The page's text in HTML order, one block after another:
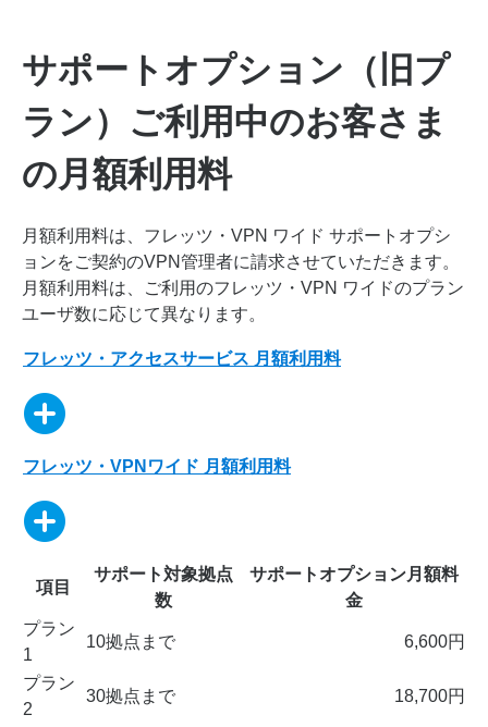
サポートオプション（旧プ
ラン）ご利用中のお客さま
の月額利用料
月額利用料は、フレッツ・VPN ワイド サポートオプシ
ョンをご契約のVPN管理者に請求させていただきます。
月額利用料は、ご利用のフレッツ・VPN ワイドのプラン
ユーザ数に応じて異なります。
フレッツ・アクセスサービス 月額利用料
フレッツ・VPNワイド 月額利用料
項目
サポート対象拠点
数
サポートオプション月額料
金
プラン
1
10拠点まで 6,600円
プラン
2
30拠点まで 18,700円